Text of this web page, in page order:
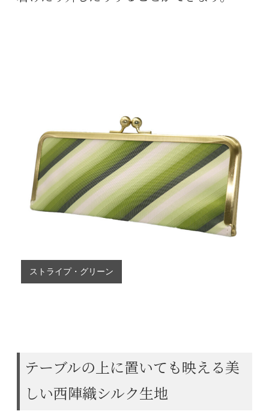
ストライプ・グリーン
ストライプ・グレー
テーブルの上に置いても映える美
しい西陣織シルク生地